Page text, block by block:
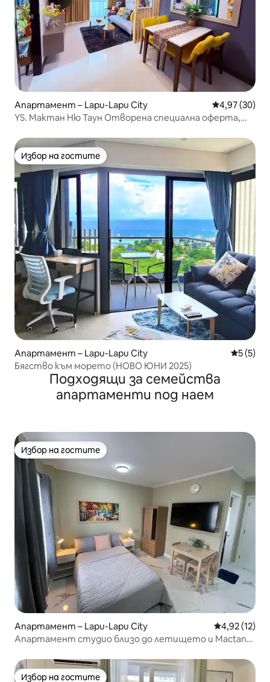
Апартамент – Lapu-Lapu City Средна
4,97 (30)
YS. Мактан Ню Таун Отворена специална оферта,
безкраен басейн. Възможност за резервация на
трансфер от летището
Избор на гостите
Избор на гостите
Апартамент – Lapu-Lapu City Средна
5 (5)
Бягство към морето (НОВО ЮНИ 2025)
Подходящи за семейства
апартаменти под наем
Избор на гостите
Избор на гостите
Апартамент – Lapu-Lapu City Средна
4,92 (12)
Апартамент студио близо до летището и Mactan
Избор на гостите